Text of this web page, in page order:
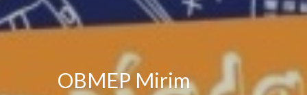
OBMEP Mirim